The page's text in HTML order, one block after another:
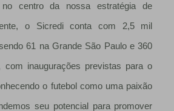
centro da nossa estratégia de
o Sicredi conta com 2,5 mil
61 na Grande São Paulo e 360
com inaugurações previstas para o
o futebol como uma paixão
seu potencial para promover